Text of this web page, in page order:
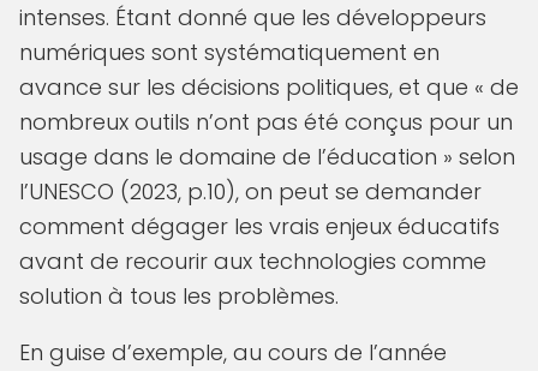
intenses. Étant donné que les développeurs
numériques sont systématiquement en
avance sur les décisions politiques, et que « de
nombreux outils n’ont pas été conçus pour un
usage dans le domaine de l’éducation » selon
l’UNESCO (2023, p.10), on peut se demander
comment dégager les vrais enjeux éducatifs
avant de recourir aux technologies comme
solution à tous les problèmes.
En guise d’exemple, au cours de l’année